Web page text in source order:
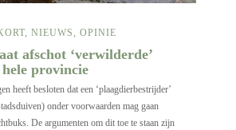
, NIEUWS, OPINIE
afschot ‘verwilderde’
provincie
heeft besloten dat een ‘plaagdierbestrijder’
onder voorwaarden mag gaan
De argumenten om dit toe te staan zijn